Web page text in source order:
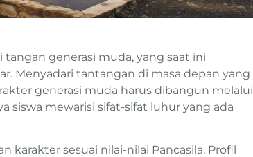
tangan generasi muda, yang saat ini
Menyadari tantangan di masa depan yang
generasi muda harus dibangun melalui
siswa mewarisi sifat-sifat luhur yang ada
karakter sesuai nilai-nilai Pancasila. Profil